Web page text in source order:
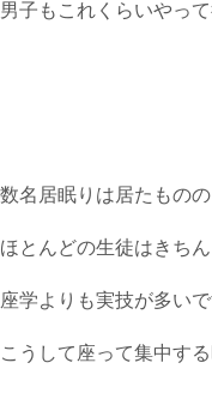
男子もこれくらいやっ
数名居眠りは居たものの
ほとんどの生徒はきち
座学よりも実技が多いで
こうして座って集中す